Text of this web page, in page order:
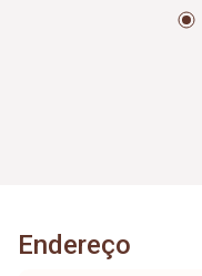
Endereço